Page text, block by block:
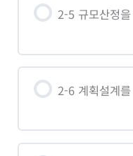
2-5 규모산정
2-6 계획설계